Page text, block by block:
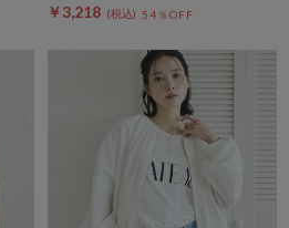
￥3,218 54％OFF